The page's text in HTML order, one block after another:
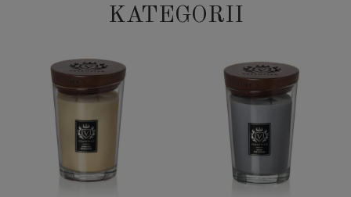
KATEGORII